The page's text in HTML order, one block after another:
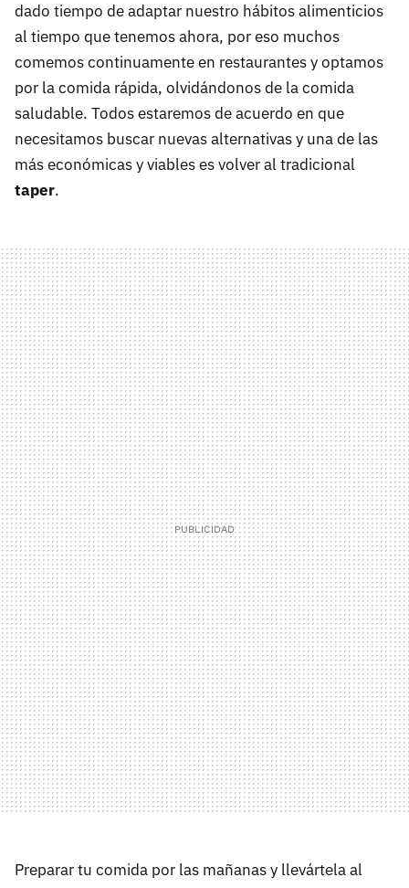
dado tiempo de adaptar nuestro hábitos alimenticios
al tiempo que tenemos ahora, por eso muchos
comemos continuamente en restaurantes y optamos
por la comida rápida, olvidándonos de la comida
saludable. Todos estaremos de acuerdo en que
necesitamos buscar nuevas alternativas y una de las
más económicas y viables es volver al tradicional
taper.
Preparar tu comida por las mañanas y llevártela al